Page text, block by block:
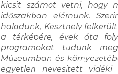
kicsit számot vetni, hogy
időszakban elérnünk.
haladunk, Keszthely
a térképére, évek óta
programokat tudunk
Múzeumban és
egyetlen nevesített vidéki